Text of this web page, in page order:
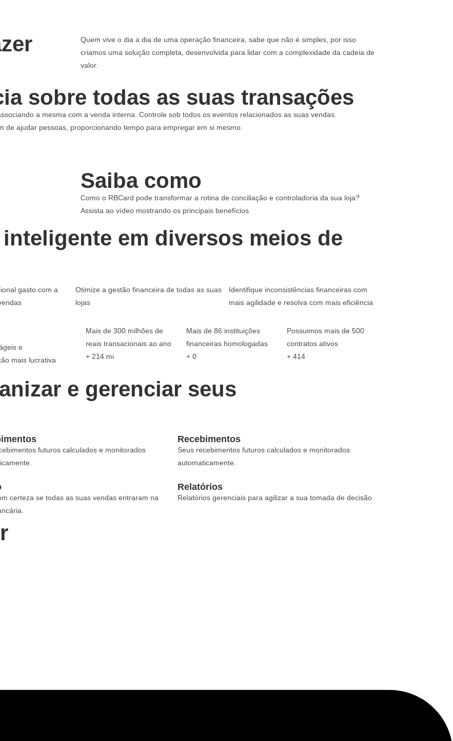
Quem vive o dia a dia de uma operação financeira, sabe que não é simples, por isso
criamos uma solução completa, desenvolvida para lidar com a complexidade da cadeia de
valor.
sobre todas as suas transações
a mesma com a venda interna. Controle sob todos os eventos relacionados as suas vendas.
ajudar pessoas, proporcionando tempo para empregar em si mesmo.
Saiba como
Como o RBCard pode transformar a rotina de conciliação e controladoria da sua loja?
Assista ao vídeo mostrando os principais benefícios.
em diversos meios de
gasto com a
Otimize a gestão financeira de todas as suas
lojas
Identifique inconsistências financeiras com
mais agilidade e resolva com mais eficiência
e
mais lucrativa
Mais de 300 milhões de
reais transacionais ao ano
+ 214 mi
Mais de 86 instituições
financeiras homologadas
+ 0
Possuimos mais de 500
contratos ativos
+ 414
e gerenciar seus
futuros calculados e monitorados
Recebimentos
Seus recebimentos futuros calculados e monitorados
automaticamente.
certeza se todas as suas vendas entraram na
Relatórios
Relatórios gerenciais para agilizar a sua tomada de decisão